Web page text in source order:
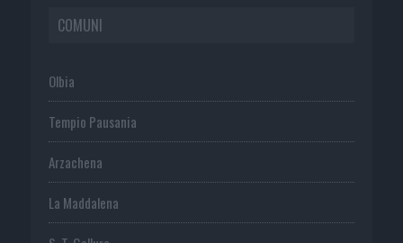
COMUNI
Olbia
Tempio Pausania
Arzachena
La Maddalena